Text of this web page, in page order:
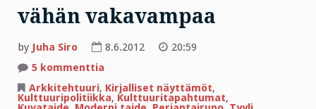
vähän vakavampaa
by Juha Siro 8.6.2012
20:59
5 kommenttia
Kylähullujen
hommia
ja
Arkkitehtuuri, Kirjalliset näyttämöt,
Kulttuuripolitiikka, Kulttuuritapahtumat,